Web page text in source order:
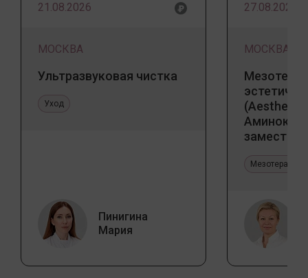
21.08.2026
МОСКВА
Ультразвуковая чистка
Уход
Пинигина
Мария
27.08.2026
МОСКВА
(Aesthetic
Мезотерапия